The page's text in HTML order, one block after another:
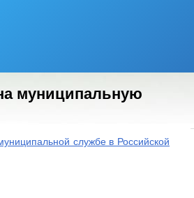
муниципальную
службе в Российской